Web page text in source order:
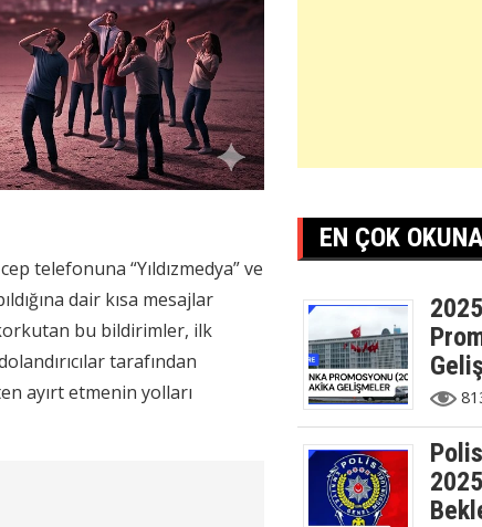
telefonuna “Yıldızmedya” ve
dair kısa mesajlar
bu bildirimler, ilk
tarafından
ayırt etmenin yolları
EN ÇOK